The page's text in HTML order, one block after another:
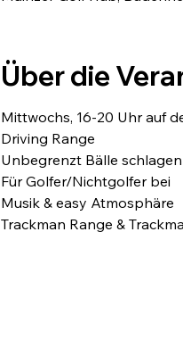
Über die
Mittwochs, 16-20 Uhr auf
Driving Range
Unbegrenzt Bälle
Für Golfer/Nichtgolfer bei
Musik & easy Atmosphäre
Trackman Range &